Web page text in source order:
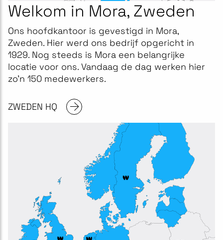
Welkom in Mora, Zweden
Ons hoofdkantoor is gevestigd in Mora,
Zweden. Hier werd ons bedrijf opgericht in
1929. Nog steeds is Mora een belangrijke
locatie voor ons. Vandaag de dag werken hier
zo'n 150 medewerkers.
ZWEDEN HQ